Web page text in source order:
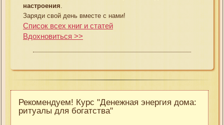
настроения
Заряди свой день вместе с нами!
Список всех книг и статей
Вдохновиться >>
Рекомендуем! Курс "Денежная энергия дома:
ритуалы для богатства"